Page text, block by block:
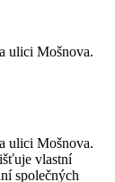
ulici Mošnova.
ulici Mošnova.
vlastní
společných